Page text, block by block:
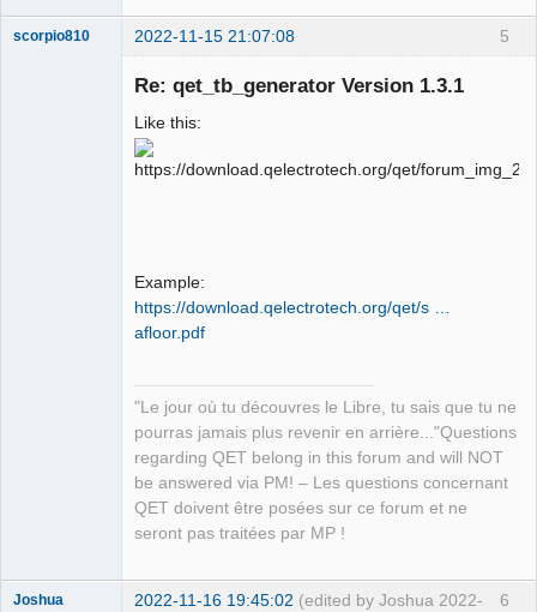
5
scorpio810 2022-11-15 21:07:08
Re: qet_tb_generator Version 1.3.1
Like this:
Example:
https://download.qelectrotech.org/qet/s …
afloor.pdf
"Le jour où tu découvres le Libre, tu sais que tu ne
pourras jamais plus revenir en arrière..."Questions
regarding QET belong in this forum and will NOT
be answered via PM! – Les questions concernant
QET doivent être posées sur ce forum et ne
seront pas traitées par MP !
6
Joshua 2022-11-16 19:45:02 (edited by Joshua 2022-